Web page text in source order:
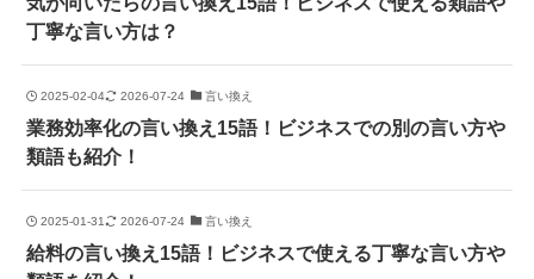
丁寧な言い方は？
2025-02-04 2026-07-24 言い換え
業務効率化の言い換え15語！ビジネスでの別の言い方や
類語も紹介！
2025-01-31 2026-07-24 言い換え
給料の言い換え15語！ビジネスで使える丁寧な言い方や